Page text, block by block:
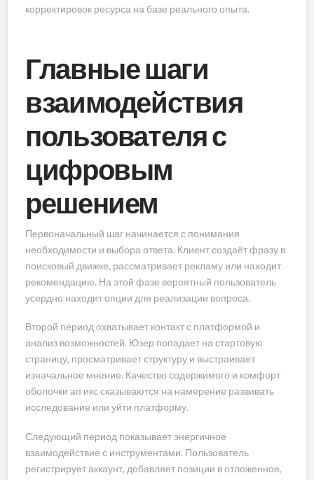
корректировок ресурса на базе реального опыта.
Главные шаги
взаимодействия
пользователя с
цифровым
решением
Первоначальный шаг начинается с понимания
необходимости и выбора ответа. Клиент создаёт фразу в
поисковый движке, рассматривает рекламу или находит
рекомендацию. На этой фазе вероятный пользователь
усердно находит опции для реализации вопроса.
Второй период охватывает контакт с платформой и
анализ возможностей. Юзер попадает на стартовую
страницу, просматривает структуру и выстраивает
изначальное мнение. Качество содержимого и комфорт
оболочки ап икс сказываются на намерение развивать
исследование или уйти платформу.
Следующий период показывает энергичное
взаимодействие с инструментами. Пользователь
регистрирует аккаунт, добавляет позиции в отложенное,